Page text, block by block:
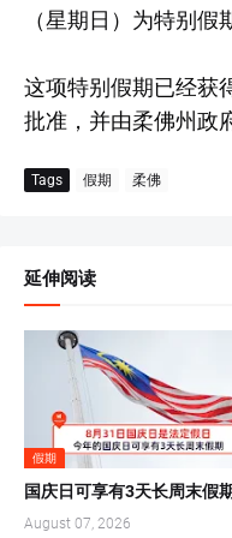
（星期日）为特别假
这项特别假期已经获
批准，并由柔佛州政
Tags 假期 柔佛
延伸阅读
假期
国庆日可享有3天长周末假
August 07, 2026